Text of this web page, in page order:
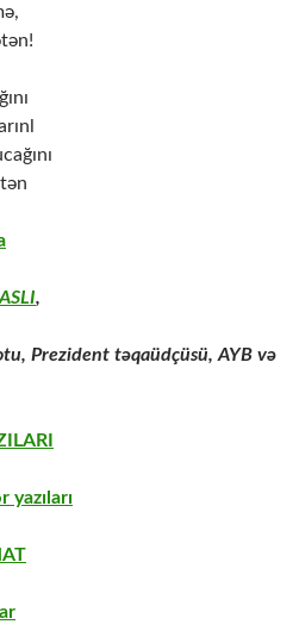
,
Prezident təqaüdçüsü, AYB və
yazıları